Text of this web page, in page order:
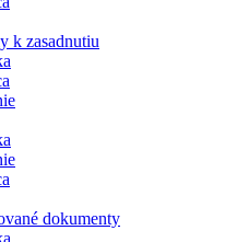
k zasadnutiu
dokumenty